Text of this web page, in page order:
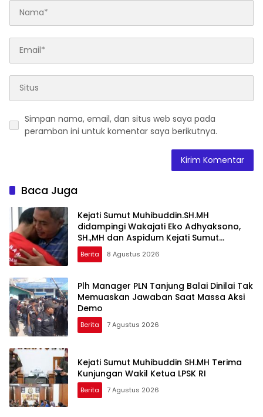
Simpan nama, email, dan situs web saya pada
peramban ini untuk komentar saya berikutnya.
Baca Juga
Kejati Sumut Muhibuddin.SH.MH
didampingi Wakajati Eko Adhyaksono,
SH.,MH dan Aspidum Kejati Sumut
Suhendri, SH.,MH Pimpin Ekspos RJ Di
Kejari Medan
Berita 8 Agustus 2026
Plh Manager PLN Tanjung Balai Dinilai Tak
Memuaskan Jawaban Saat Massa Aksi
Demo
Berita 7 Agustus 2026
Kejati Sumut Muhibuddin SH.MH Terima
Kunjungan Wakil Ketua LPSK RI
Berita 7 Agustus 2026